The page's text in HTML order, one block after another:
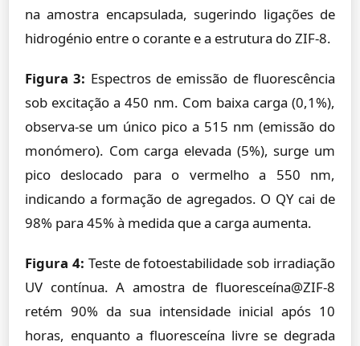
na amostra encapsulada, sugerindo ligações de
hidrogénio entre o corante e a estrutura do ZIF-8.
Figura 3: Espectros de emissão de fluorescência
sob excitação a 450 nm. Com baixa carga (0,1%),
observa-se um único pico a 515 nm (emissão do
monómero). Com carga elevada (5%), surge um
pico deslocado para o vermelho a 550 nm,
indicando a formação de agregados. O QY cai de
98% para 45% à medida que a carga aumenta.
Figura 4: Teste de fotoestabilidade sob irradiação
UV contínua. A amostra de fluoresceína@ZIF-8
retém 90% da sua intensidade inicial após 10
horas, enquanto a fluoresceína livre se degrada